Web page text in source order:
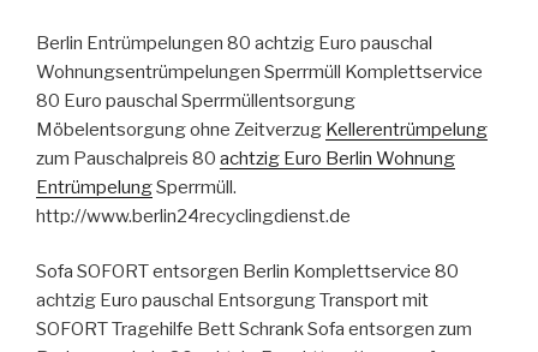
Berlin Entrümpelungen 80 achtzig Euro pauschal
Wohnungsentrümpelungen Sperrmüll Komplettservice
80 Euro pauschal Sperrmüllentsorgung
Möbelentsorgung ohne Zeitverzug Kellerentrümpelung
zum Pauschalpreis 80 achtzig Euro Berlin Wohnung
EntrümpelungSperrmüll.
http://www.berlin24recyclingdienst.de
Sofa SOFORT entsorgen Berlin Komplettservice 80
achtzig Euro pauschal Entsorgung Transport mit
SOFORT Tragehilfe Bett Schrank Sofa entsorgen zum